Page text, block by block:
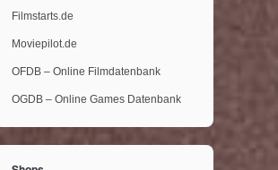
Filmstarts.de
Moviepilot.de
OFDB – Online Filmdatenbank
OGDB – Online Games Datenbank